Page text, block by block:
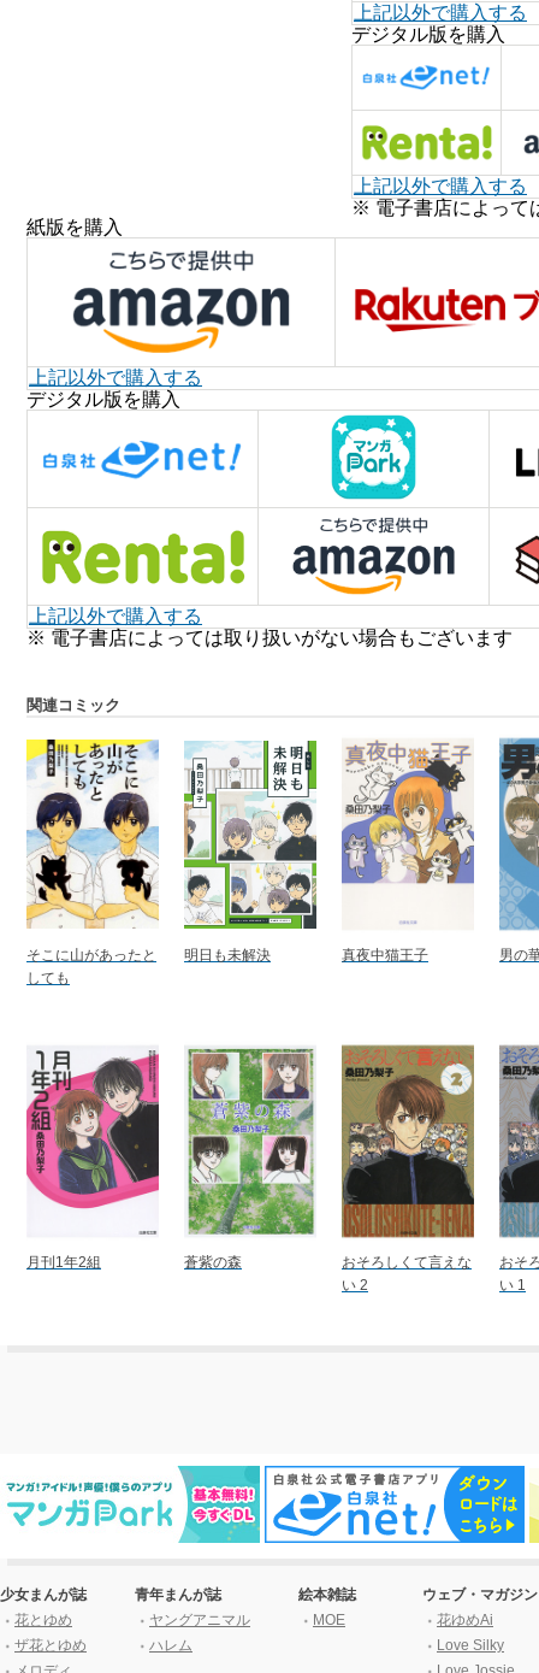
上記以外で購入する
デジタル版を購入
上記以外で購入する
※ 電子書店によって
紙版を購入
上記以外で購入する
デジタル版を購入
上記以外で購入する
※ 電子書店によっては取り扱いがない場合もございます
関連コミック
そこに山があったと
しても
明日も未解決 真夜中猫王子 男の
月刊1年2組 蒼紫の森
おそろしくて言えな
い 2
おそ
い 1
少女まんが誌
花とゆめ
ザ花とゆめ
青年まんが誌
ヤングアニマル
ハレム
絵本雑誌
MOE
ウェブ・マガジン
花ゆめAi
Love Silky